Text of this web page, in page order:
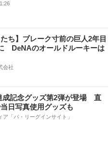
たち】ブレーク寸前の巨人2年目
DeNAのオールドルーキーは
会社
成記念グッズ第2弾が登場 直
日写真使用グッズも
「パ・リーグインサイト」